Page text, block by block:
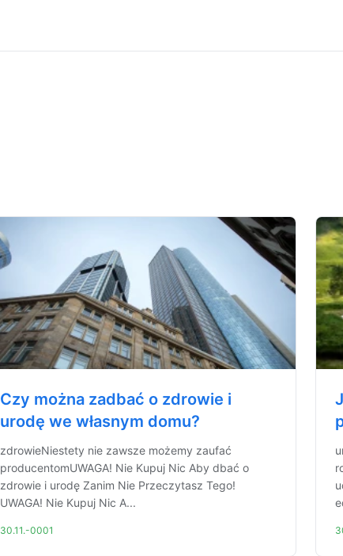
Czy można zadbać o zdrowie i
urodę we własnym domu?
zdrowieNiestety nie zawsze możemy zaufać
producentomUWAGA! Nie Kupuj Nic Aby dbać o
zdrowie i urodę Zanim Nie Przeczytasz Tego!
UWAGA! Nie Kupuj Nic A...
30.11.-0001